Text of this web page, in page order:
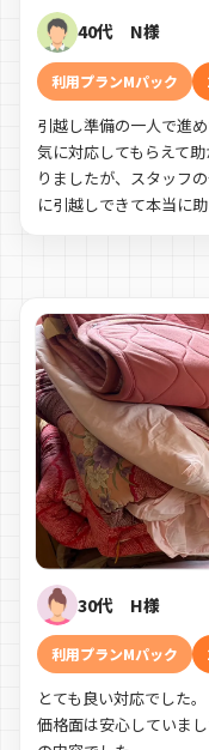
40代 N様
利用プランMパック
引越し準備の一人で進
気に対応してもらえて
りましたが、スタッフ
に引越しできて本当に助
30代 H様
利用プランMパック
とても良い対応でした。
価格面は安心していま